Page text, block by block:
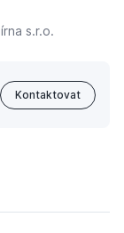
s.r.o.
Kontaktovat